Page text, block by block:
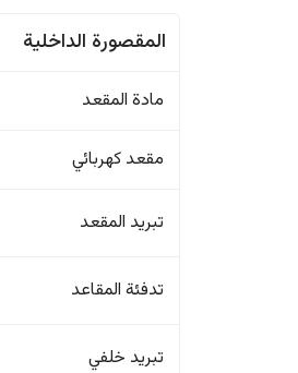
المقصورة الداخلية
مادة المقعد
مقعد كهربائي
تبريد المقعد
تدفئة المقاعد
تبريد خلفي